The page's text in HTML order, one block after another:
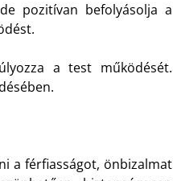
pozitívan befolyásolja a
a test működését.
a férfiasságot, önbizalmat